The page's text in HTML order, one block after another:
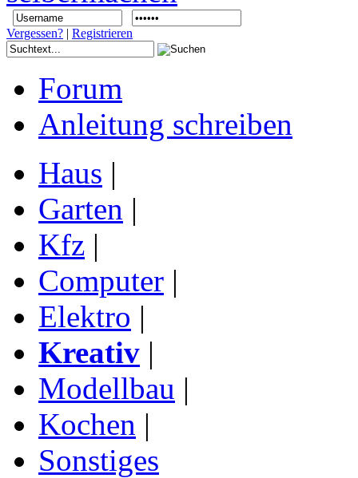
Vergessen? | Registrieren
Forum
Anleitung schreiben
Haus |
Garten |
Kfz |
Computer |
Elektro |
Kreativ |
Modellbau |
Kochen |
Sonstiges